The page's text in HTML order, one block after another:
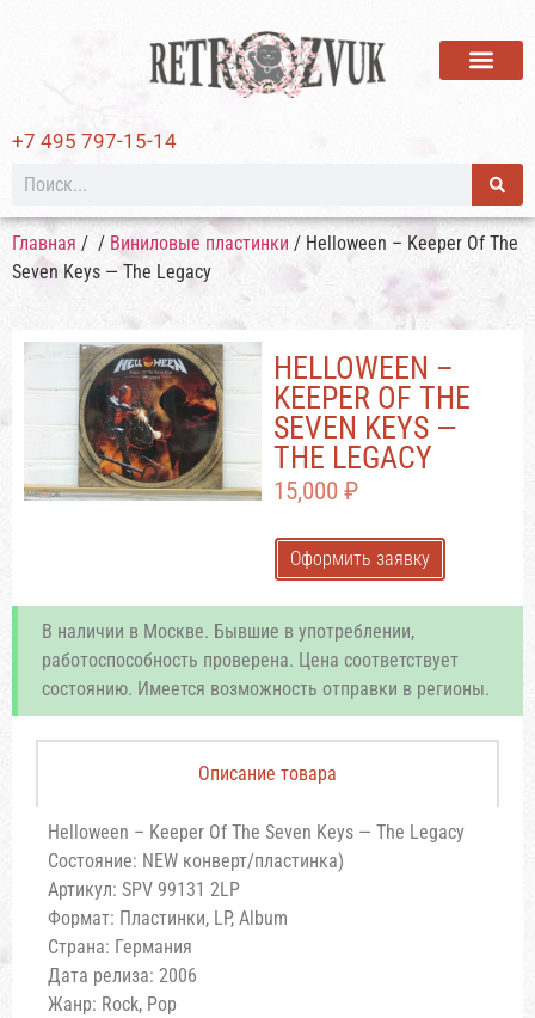
+7 495 797-15-14
Главная / / Виниловые пластинки / Helloween – Keeper Of The
Seven Keys — The Legacy
HELLOWEEN –
KEEPER OF THE
SEVEN KEYS —
THE LEGACY
15,000 ₽
Оформить заявку
В наличии в Москве. Бывшие в употреблении,
работоспособность проверена. Цена соответствует
состоянию. Имеется возможность отправки в регионы.
Описание товара
Helloween – Keeper Of The Seven Keys — The Legacy
Состояние: NEW конверт/пластинка)
Артикул: SPV 99131 2LP
Формат: Пластинки, LP, Album
Страна: Германия
Дата релиза: 2006
Жанр: Rock, Pop